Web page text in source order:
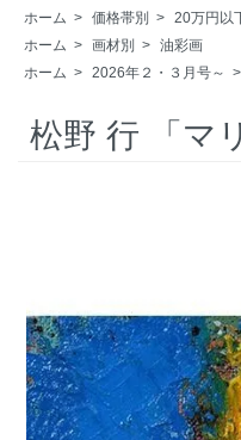
ホーム > 価格帯別 > 20万円以
ホーム > 画材別 > 油彩画
ホーム > 2026年２・３月号～ >
松野 行 「マ